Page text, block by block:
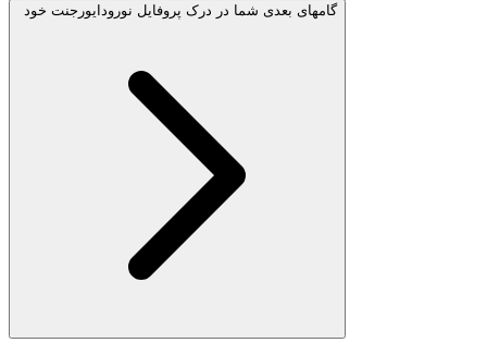
گامهای بعدی شما در درک پروفایل نورودایورجنت خود